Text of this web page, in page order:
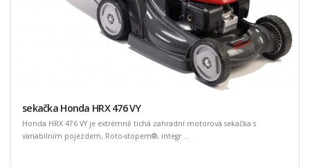
sekačka Honda HRX 476 VY
Honda HRX 476 VY je extrémně tichá zahradní motorová sekačka s
variabilním pojezdem, Roto-stopem®, integr ...